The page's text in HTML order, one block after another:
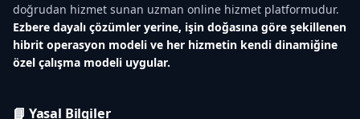
doğrudan hizmet sunan uzman online hizmet platformudur.
Ezbere dayalı çözümler yerine, işin doğasına göre şekillenen
hibrit operasyon modeli ve her hizmetin kendi dinamiğine
özel çalışma modeli uygular.
📘 Yasal Bilgiler